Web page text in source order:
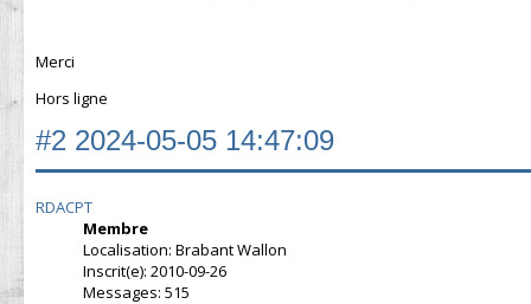
Merci
Hors ligne
#2 2024-05-05 14:47:09
RDACPT
Membre
Localisation: Brabant Wallon
Inscrit(e): 2010-09-26
Messages: 515